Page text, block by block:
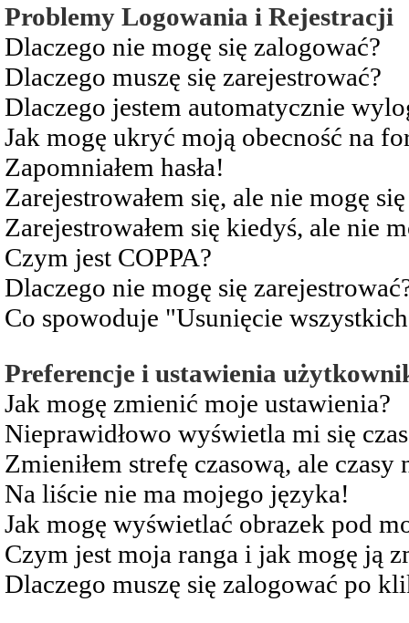
Problemy Logowania i Rejestracji
Dlaczego nie mogę się zalogować?
Dlaczego muszę się zarejestrować?
Dlaczego jestem automatycznie
Jak mogę ukryć moją obecność na
Zapomniałem hasła!
Zarejestrowałem się, ale nie mogę
Zarejestrowałem się kiedyś, ale nie
Czym jest COPPA?
Dlaczego nie mogę się
Co spowoduje "Usunięcie
Preferencje i ustawienia
Jak mogę zmienić moje ustawienia?
Nieprawidłowo wyświetla mi się
Zmieniłem strefę czasową, ale czasy
Na liście nie ma mojego języka!
Jak mogę wyświetlać obrazek pod
Czym jest moja ranga i jak mogę ją
Dlaczego muszę się zalogować po